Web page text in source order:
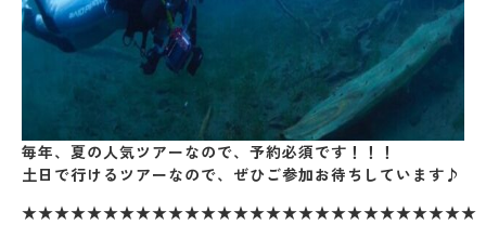
毎年、夏の人気ツアーなので、予約必須です！！！
土日で行けるツアーなので、ぜひご参加お待ちしています♪
★★★★★★★★★★★★★★★★★★★★★★★★★★★★